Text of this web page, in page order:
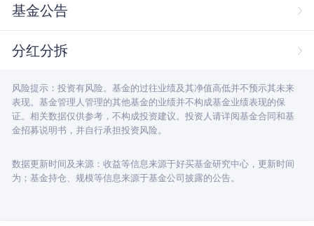
基金公告
分红分拆
风险提示：投资有风险。基金的过往业绩及其净值高低并不预示其未来
表现。基金管理人管理的其他基金的业绩并不构成基金业绩表现的保
证。相关数据仅供参考，不构成投资建议。投资人请详阅基金合同和基
金招募说明书，并自行承担投资风险。
数据更新时间及来源：收益等信息来源于好买基金研究中心，更新时间
为；基金持仓、规模等信息来源于基金公司披露的公告。